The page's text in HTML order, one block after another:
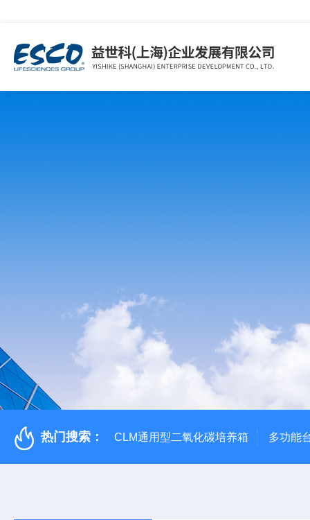
热门搜索： CLM通用型二氧化碳培养箱 多功能